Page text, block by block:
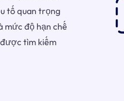
tố quan trọng
mức độ hạn chế
tìm kiếm